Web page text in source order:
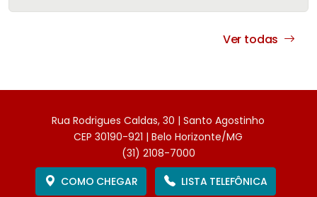
Ver todas
Rua Rodrigues Caldas, 30 | Santo Agostinho
CEP 30190-921 | Belo Horizonte/MG
(31) 2108-7000
COMO CHEGAR
LISTA TELEFÔNICA